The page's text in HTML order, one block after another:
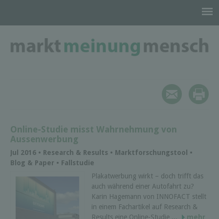
Online-Studie misst Wahrnehmung von
Aussenwerbung
Jul 2016 • Research & Results • Marktforschungstool •
Blog & Paper • Fallstudie
Plakatwerbung wirkt – doch trifft das
auch während einer Autofahrt zu?
Karin Hagemann von INNOFACT stellt
in einem Fachartikel auf Research &
Results eine Online-Studie ...
mehr